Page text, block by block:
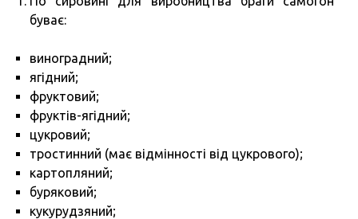
буває:
виноградний;
ягідний;
фруктовий;
фруктів-ягідний;
цукровий;
тростинний (має відмінності від цукрового);
картопляний;
буряковий;
кукурудзяний;